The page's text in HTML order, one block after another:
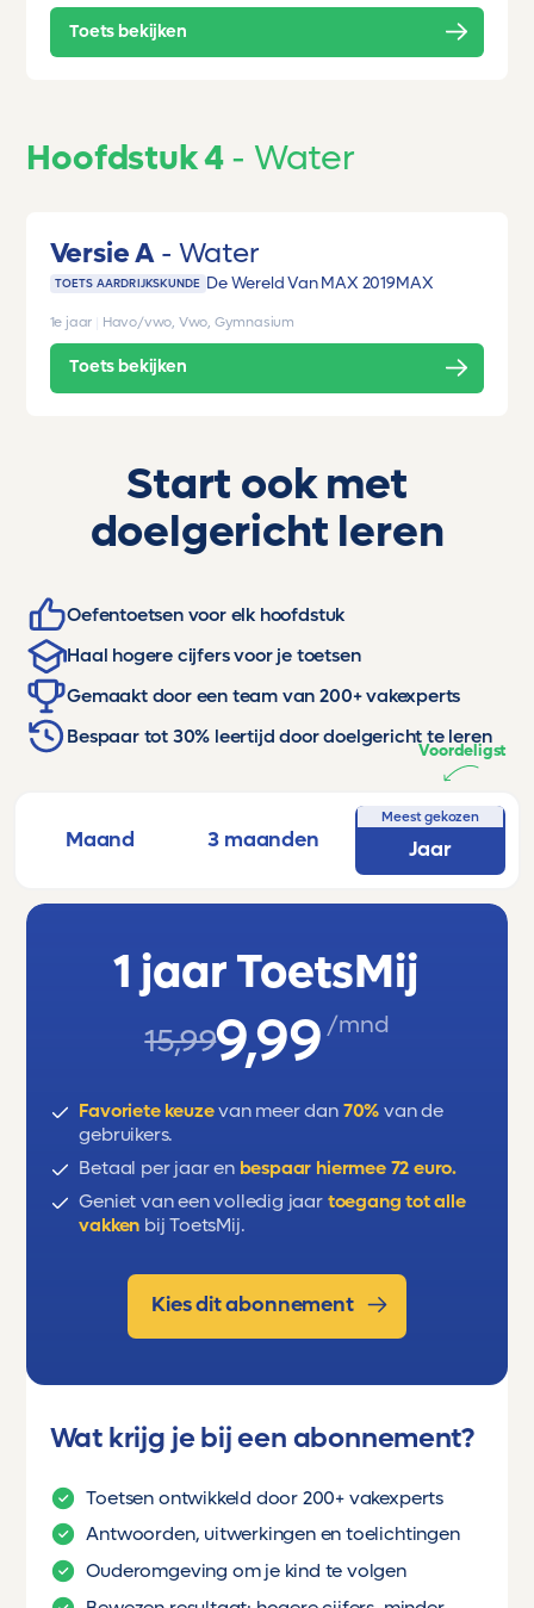
Toets bekijken
Hoofdstuk 4 Water
Versie A Water
TOETS AARDRIJKSKUNDE De Wereld Van MAX 2019MAX
1e jaar Havo/vwo, Vwo, Gymnasium
Toets bekijken
Start ook met
doelgericht leren
Oefentoetsen voor elk hoofdstuk
Haal hogere cijfers voor je toetsen
Gemaakt door een team van 200+ vakexperts
Bespaar tot 30% leertijd door doelgericht te leren
Maand 3 maanden
Meest gekozen
Jaar
Voordeligst
1 jaar ToetsMij
15,999,99 /mnd
Favoriete keuzevan meer dan 70% van de
gebruikers.
Betaal per jaar en bespaar hiermee 72 euro.
Geniet van een volledig jaar toegang tot alle
vakken bij ToetsMij.
Kies dit abonnement
Wat krijg je bij een abonnement?
Toetsen ontwikkeld door 200+ vakexperts
Antwoorden, uitwerkingen en toelichtingen
Ouderomgeving om je kind te volgen